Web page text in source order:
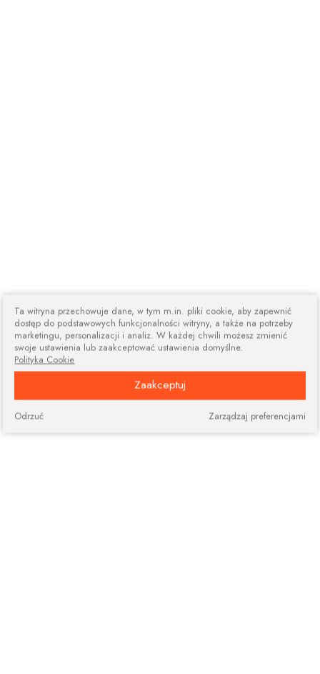
Ta witryna przechowuje dane, w tym m.in. pliki cookie, aby zapewnić
dostęp do podstawowych funkcjonalności witryny, a także na potrzeby
marketingu, personalizacji i analiz. W każdej chwili możesz zmienić
swoje ustawienia lub zaakceptować ustawienia domyślne.
Polityka Cookie
Zaakceptuj
Zarządzaj preferencjami
Odrzuć